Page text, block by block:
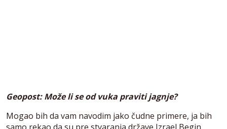
Geopost: Može li se od vuka praviti jagnje?
Mogao bih da vam navodim jako čudne primere, ja bih